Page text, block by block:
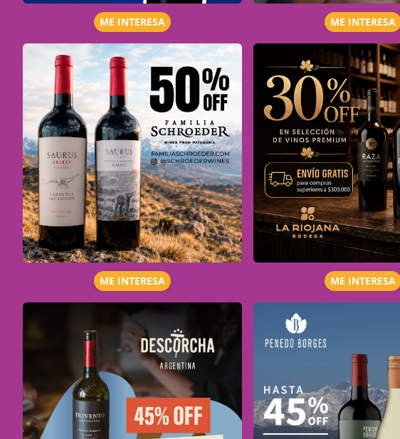
ME INTERESA ME INTERESA
ME INTERESA ME INTERESA